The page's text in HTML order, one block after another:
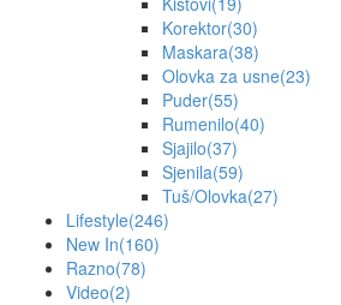
Korektor(30)
Maskara(38)
Olovka za usne(23)
Puder(55)
Rumenilo(40)
Sjajilo(37)
Sjenila(59)
Tuš/Olovka(27)
Lifestyle(246)
New In(160)
Razno(78)
Video(2)